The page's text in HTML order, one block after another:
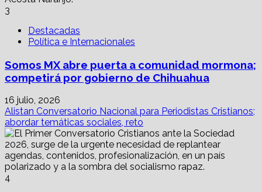
3
Destacadas
Política e Internacionales
Somos MX abre puerta a comunidad mormona;
competirá por gobierno de Chihuahua
16 julio, 2026
Alistan Conversatorio Nacional para Periodistas Cristianos;
abordar temáticas sociales, reto
4